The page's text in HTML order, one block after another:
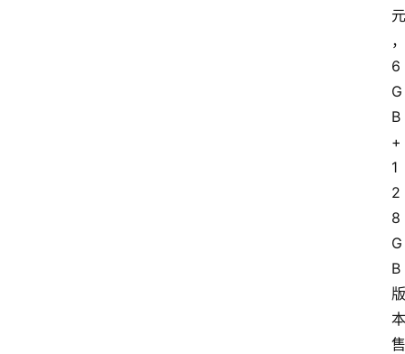
元
，
6
G
B
+
1
2
8
G
B
版
本
售